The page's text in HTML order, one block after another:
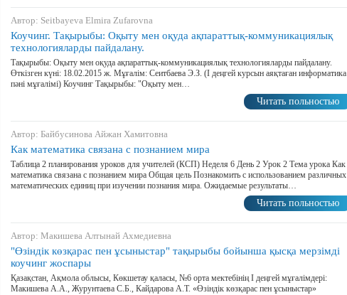
Автор: Seitbayeva Elmira Zufarovna
Коучинг. Тақырыбы: Оқыту мен оқуда ақпараттық-коммуникациялық
технологияларды пайдалану.
Тақырыбы: Оқыту мен оқуда ақпараттық-коммуникациялық технологияларды пайдалану.
Өткізген күні: 18.02.2015 ж. Мұғалім: Сеитбаева Э.З. (І деңгей курсын аяқтаған информатика
пәні мұғалімі) Коучинг Тақырыбы: "Оқыту мен…
Читать польностью
Автор: Байбусинова Айжан Хамитовна
Как математика связана с познанием мира
Таблица 2 планирования уроков для учителей (КСП) Неделя 6 День 2 Урок 2 Тема урока Как
математика связана с познанием мира Общая цель Познакомить с использованием различных
математических единиц при изучении познания мира. Ожидаемые результаты…
Читать польностью
Автор: Макишева Алтынай Ахмедиевна
"Өзіндік көзқарас пен ұсыныстар" тақырыбы бойынша қысқа мерзімді
коучинг жоспары
Қазақстан, Ақмола облысы, Көкшетау қаласы, №6 орта мектебінің І деңгей мұғалімдері:
Макишева А.А., Журунтаева С.Б., Кайдарова А.Т. «Өзіндік көзқарас пен ұсыныстар»